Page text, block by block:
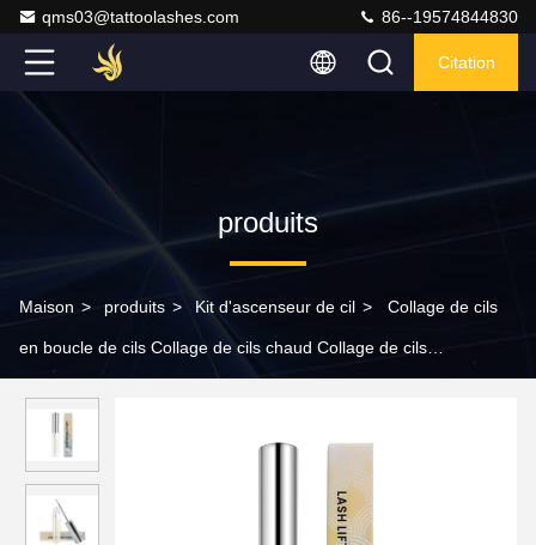
qms03@tattoolashes.com 86--19574844830
Citation
produits
Maison > produits > Kit d'ascenseur de cil > Collage de cils
en boucle de cils Collage de cils chaud Collage de cils